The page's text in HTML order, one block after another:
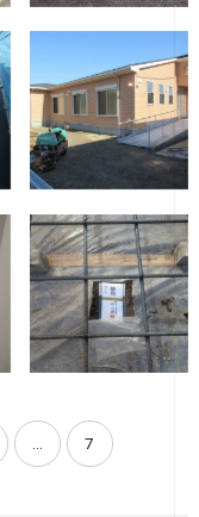
スマイルファクト
リー新築工事
W様邸新築工事
7